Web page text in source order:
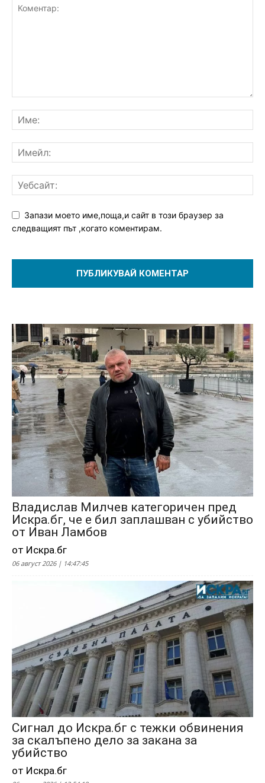
Запази моето име,поща,и сайт в този браузер за
следващият път ,когато коментирам.
Владислав Милчев категоричен пред
Искра.бг, че е бил заплашван с убийство
от Иван Ламбов
от Искра.бг
06 август 2026 | 14:47:45
Сигнал до Искра.бг с тежки обвинения
за скалъпено дело за закана за
убийство
от Искра.бг